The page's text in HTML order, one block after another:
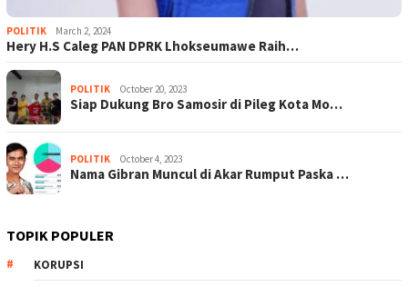
POLITIK March 2, 2024
Hery H.S Caleg PAN DPRK Lhokseumawe Raih…
POLITIK October 20, 2023
Siap Dukung Bro Samosir di Pileg Kota Mo…
POLITIK October 4, 2023
Nama Gibran Muncul di Akar Rumput Paska …
TOPIK POPULER
KORUPSI